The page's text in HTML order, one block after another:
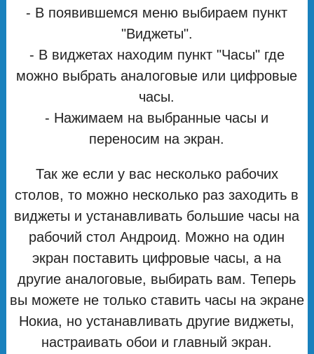
- В появившемся меню выбираем пункт
"Виджеты".
- В виджетах находим пункт "Часы" где
можно выбрать аналоговые или цифровые
часы.
- Нажимаем на выбранные часы и
переносим на экран.
Так же если у вас несколько рабочих
столов, то можно несколько раз заходить в
виджеты и устанавливать большие часы на
рабочий стол Андроид. Можно на один
экран поставить цифровые часы, а на
другие аналоговые, выбирать вам. Теперь
вы можете не только ставить часы на экране
Нокиа, но устанавливать другие виджеты,
настраивать обои и главный экран.